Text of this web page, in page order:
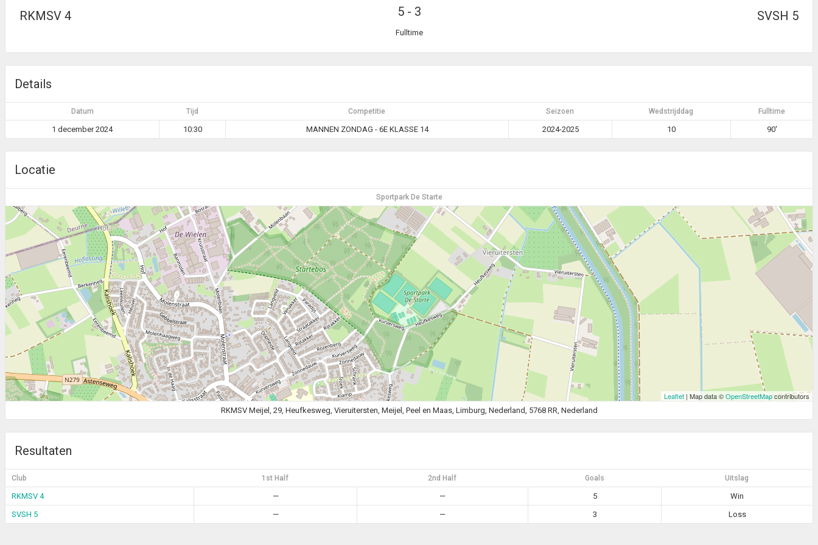
RKMSV 4 SVSH 5
5- 3
Fulltime
Details
Datum Tijd Competitie Seizoen Wedstrijddag Fulltime
1 december 2024 10:30 MANNEN ZONDAG - 6E KLASSE 14 2024-2025 10 90'
Locatie
Sportpark De Starte
Leaflet | Map data ©OpenStreetMapcontributors
RKMSV Meijel, 29, Heufkesweg, Vieruitersten, Meijel, Peel en Maas, Limburg, Nederland, 5768 RR, Nederland
Resultaten
Club 1st Half 2nd Half Goals Uitslag
RKMSV 4 — — 5
Win
SVSH 5
— — 3 Loss